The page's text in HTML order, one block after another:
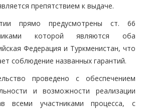
препятствием к выдаче.
прямо предусмотрены ст. 66
которой являются оба
Федерация и Туркменистан, что
соблюдение названных гарантий.
проведено с обеспечением
и возможности реализации
всеми участниками процесса, с